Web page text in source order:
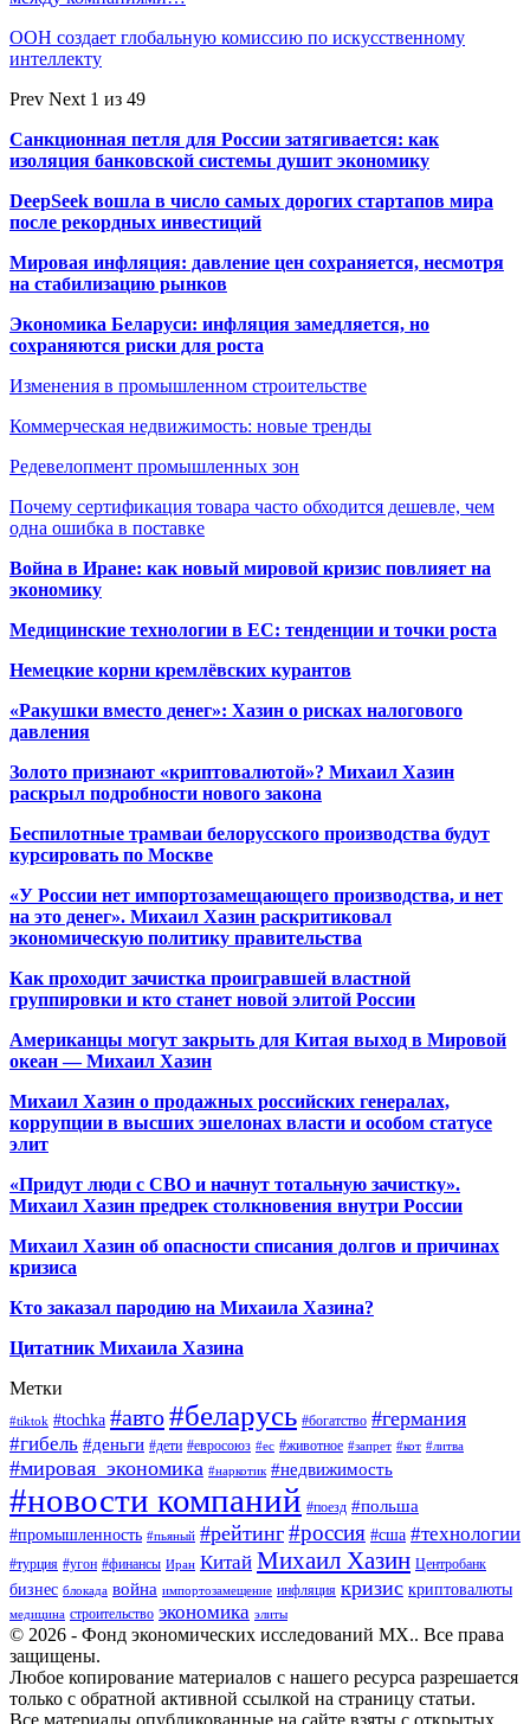
ООН создает глобальную комиссию по искусственному
интеллекту
Prev Next 1 из 49
Санкционная петля для России затягивается: как
изоляция банковской системы душит экономику
DeepSeek вошла в число самых дорогих стартапов мира
после рекордных инвестиций
Мировая инфляция: давление цен сохраняется, несмотря
на стабилизацию рынков
Экономика Беларуси: инфляция замедляется, но
сохраняются риски для роста
Изменения в промышленном строительстве
Коммерческая недвижимость: новые тренды
Редевелопмент промышленных зон
Почему сертификация товара часто обходится дешевле, чем
одна ошибка в поставке
Война в Иране: как новый мировой кризис повлияет на
экономику
Медицинские технологии в ЕС: тенденции и точки роста
Немецкие корни кремлёвских курантов
«Ракушки вместо денег»: Хазин о рисках налогового
давления
Золото признают «криптовалютой»? Михаил Хазин
раскрыл подробности нового закона
Беспилотные трамваи белорусского производства будут
курсировать по Москве
«У России нет импортозамещающего производства, и нет
на это денег». Михаил Хазин раскритиковал
экономическую политику правительства
Как проходит зачистка проигравшей властной
группировки и кто станет новой элитой России
Американцы могут закрыть для Китая выход в Мировой
океан — Михаил Хазин
Михаил Хазин о продажных российских генералах,
коррупции в высших эшелонах власти и особом статусе
элит
«Придут люди с СВО и начнут тотальную зачистку».
Михаил Хазин предрек столкновения внутри России
Михаил Хазин об опасности списания долгов и причинах
кризиса
Кто заказал пародию на Михаила Хазина?
Цитатник Михаила Хазина
Метки
#tiktok #tochka #авто#беларусь #богатство #германия
#гибель #деньги #дети #евросоюз #ес #животное #запрет #кот #литва
#мировая_экономика #наркотик #недвижимость
#новости компаний #поезд #польша
#промышленность #пьяный #рейтинг #россия #сша #технологии
#турция #угон #финансы Иран Китай Михаил Хазин Центробанк
бизнес блокада война импортозамещение инфляция кризис криптовалюты
медицина строительство экономика элиты
© 2026 - Фонд экономических исследований МХ.. Все права
защищены.
Любое копирование материалов с нашего ресурса разрешается
только с обратной активной ссылкой на страницу статьи.